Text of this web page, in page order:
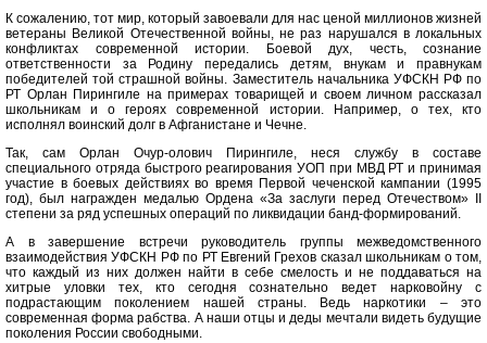
К сожалению, тот мир, который завоевали для нас ценой миллионов жизней
ветераны Великой Отечественной войны, не раз нарушался в локальных
конфликтах современной истории. Боевой дух, честь, сознание
ответственности за Родину передались детям, внукам и правнукам
победителей той страшной войны. Заместитель начальника УФСКН РФ по
РТ Орлан Пирингиле на примерах товарищей и своем личном рассказал
школьникам и о героях современной истории. Например, о тех, кто
исполнял воинский долг в Афганистане и Чечне.
Так, сам Орлан Очур-олович Пирингиле, неся службу в составе
специального отряда быстрого реагирования УОП при МВД РТ и принимая
участие в боевых действиях во время Первой чеченской кампании (1995
год), был награжден медалью Ордена «За заслуги перед Отечеством» II
степени за ряд успешных операций по ликвидации банд-формирований.
А в завершение встречи руководитель группы межведомственного
взаимодействия УФСКН РФ по РТ Евгений Грехов сказал школьникам о том,
что каждый из них должен найти в себе смелость и не поддаваться на
хитрые уловки тех, кто сегодня сознательно ведет нарковойну с
подрастающим поколением нашей страны. Ведь наркотики – это
современная форма рабства. А наши отцы и деды мечтали видеть будущие
поколения России свободными.